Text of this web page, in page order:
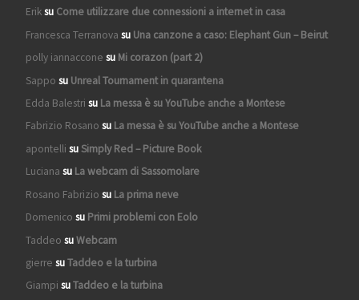
Eriksu Come utilizzare due connessioni a internet in casa
Francesca Terranova su Una canzone a caso: Elephant Gun – Beirut
polly iannaccone su Mi corazon (part 2)
Sappo su Unreal Tournament in quarantena
Edda Balestri su La messa è su YouTube anche a Montese
Fabrizio Rosano su La messa è su YouTube anche a Montese
apontelli suSimply Red – Picture Book
Luciana su La webcam di Sassomolare
Rosano Fabrizio su La prima neve
Domenico su Primi problemi con Eolo
Taddeo suWebcam
gierre suTaddeo e la turbina
Giampi suTaddeo e la turbina